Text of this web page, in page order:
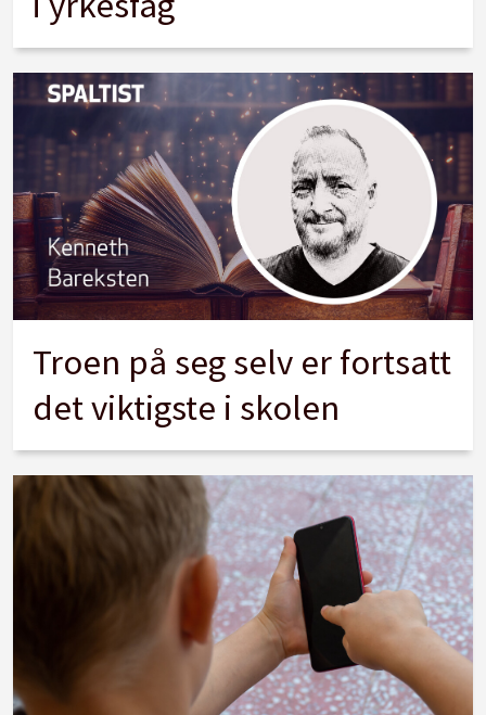
Troen på seg selv er fortsatt
det viktigste i skolen